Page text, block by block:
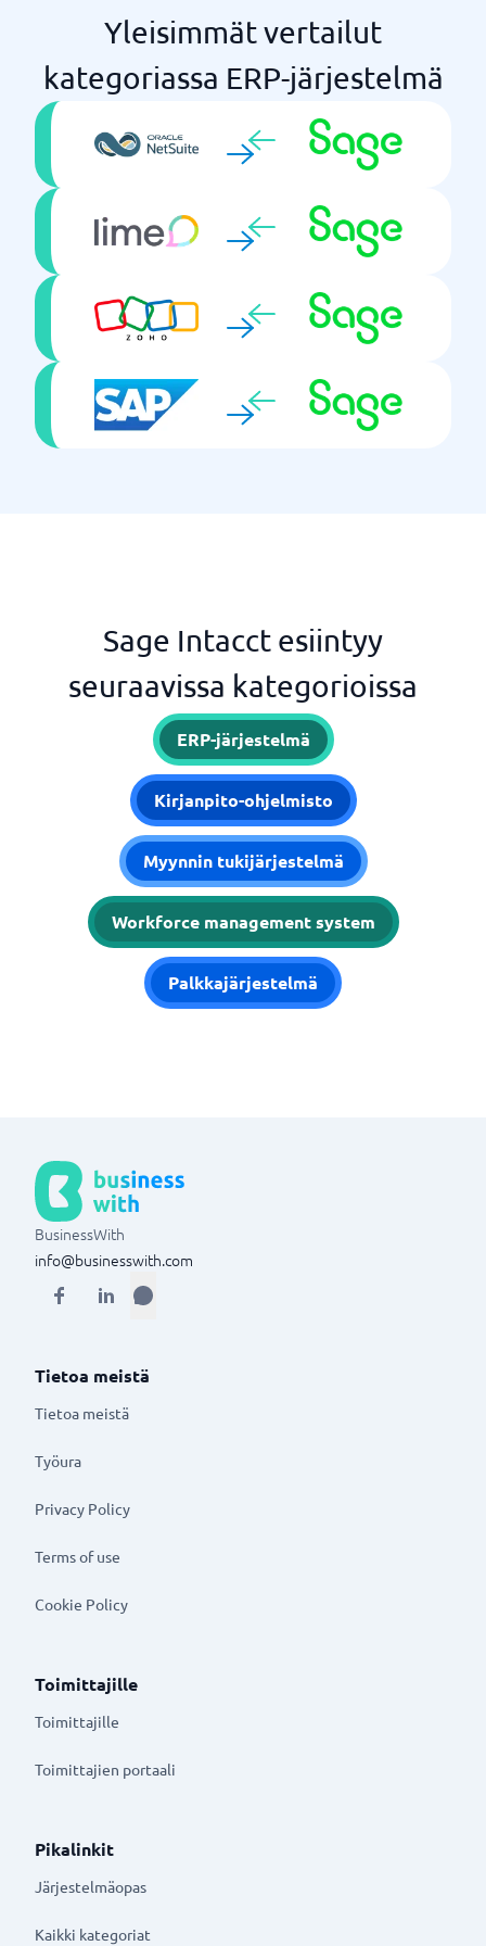
Useiden työehtosopimusten hallinnointi
Veroilmoitukset
Workforce planning
Varasto ja logistiikka
Yleisimmät vertailut
kategoriassa ERP-järjestelmä
Sage Intacct esiintyy
seuraavissa kategorioissa
ERP-järjestelmä
Kirjanpito-ohjelmisto
Myynnin tukijärjestelmä
Workforce management system
Palkkajärjestelmä
BusinessWith
info@businesswith.com
Tietoa meistä
Tietoa meistä
Työura
Privacy Policy
Terms of use
Cookie Policy
Toimittajille
Toimittajille
Toimittajien portaali
Pikalinkit
Järjestelmäopas
Kaikki kategoriat